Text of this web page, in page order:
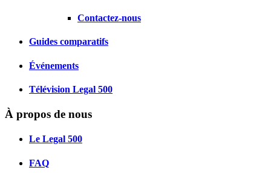
Contactez-nous
Guides comparatifs
Événements
Télévision Legal 500
À propos de nous
Le Legal 500
FAQ